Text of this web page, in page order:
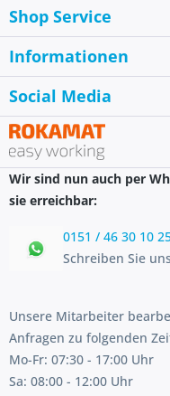
Shop Service
Informationen
Social Media
Wir sind nun auch per
sie erreichbar:
0151 / 46 30 10
Schreiben Sie
Unsere Mitarbeiter
Anfragen zu folgenden
Mo-Fr: 07:30 - 17:00 Uhr
Sa: 08:00 - 12:00 Uhr